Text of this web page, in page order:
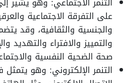
على التفرقة الاجتماعية
والجنسية والثقافية، وقد
والتمييز والافتراء والتهديد
صحة الضحية النفسية
التنمر الإلكتروني: وهو